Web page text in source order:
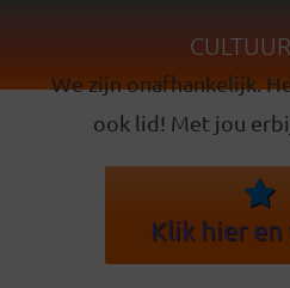
We zijn onafhankelijk.
ook lid! Met jou
Klik hier